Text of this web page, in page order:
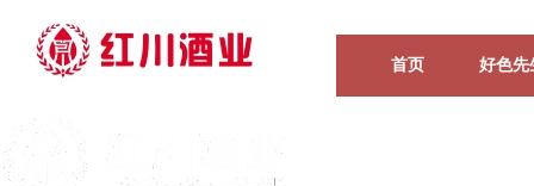
首页 好色先